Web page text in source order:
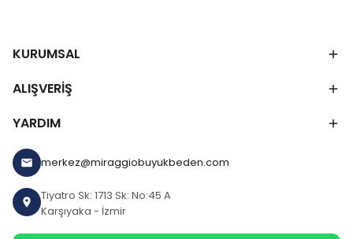
KURUMSAL
ALIŞVERİŞ
YARDIM
merkez@miraggiobuyukbeden.com
Tiyatro Sk: 1713 Sk: No:45 A
Karşıyaka - İzmir